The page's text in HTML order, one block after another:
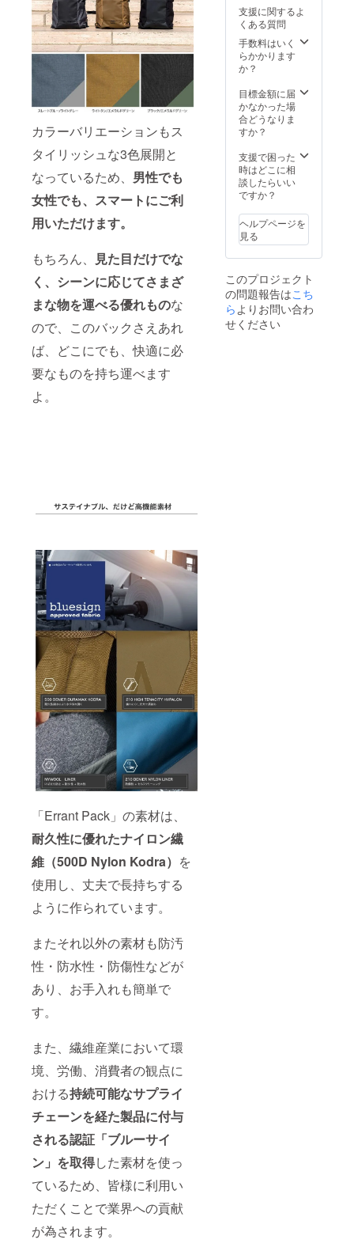
カラーバリエーションもス
タイリッシュな3色展開と
なっているため、 男性でも
女性でも、スマートにご利
用いただけます。
もちろん、
見た目だけでな
く、シーンに応じてさまざ
まな物を運べる優れものな
ので、このバックさえあれ
ば、どこにでも、快適に必
要なものを持ち運べます
よ。
「Errant Pack」の素材は、
耐久性に優れたナイロン繊
維（500D Nylon Kodra） を
使用し、丈夫で長持ちする
ように作られています。
またそれ以外の素材も防汚
性・防水性・防傷性などが
あり、お手入れも簡単で
す。
また、繊維産業において環
境、労働、消費者の観点に
おける持続可能なサプライ
チェーンを経た製品に付与
される認証「ブルーサイ
ン」を取得した素材を使っ
ているため、皆様に利用い
ただくことで業界への貢献
が為されます。
支援に関するよ
くある質問
手数料はいく
らかかります
か？
目標金額に届
かなかった場
合どうなりま
すか？
支援で困った
時はどこに相
談したらいい
ですか？
ヘルプページを
見る
このプロジェクト
の問題報告はこち
ら よりお問い合わ
せください